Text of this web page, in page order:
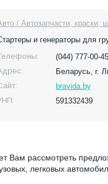
/ Автозапчасти, краски,
и генераторы для
(044) 777-00-
Беларусь, г.
bravida.by
591332439
рассмотреть
легковых